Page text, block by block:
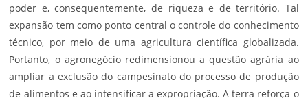
poder e, consequentemente, de riqueza e de território. Tal
expansão tem como ponto central o controle do conhecimento
técnico, por meio de uma agricultura científica globalizada.
Portanto, o agronegócio redimensionou a questão agrária ao
ampliar a exclusão do campesinato do processo de produção
de alimentos e ao intensificar a expropriação. A terra reforça o